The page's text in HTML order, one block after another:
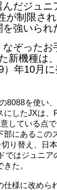
だジュニ
が制限さ
強いられ
ぞったお
新機種は
）年10月
8088を使い
にしたJXは、
している点
部にあるこの
り替え、日
ではジュニア
た。
様に改めら